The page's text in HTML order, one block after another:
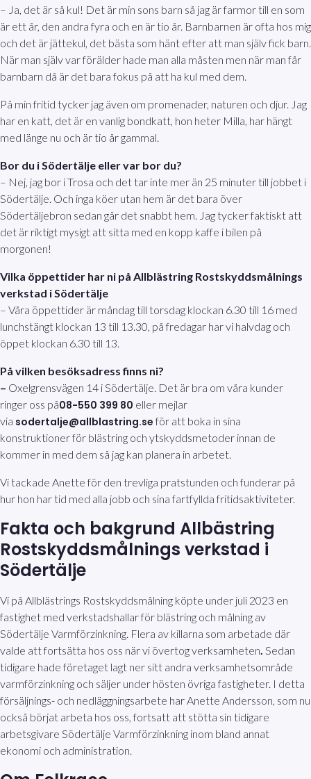
– Ja, det är så kul! Det är min sons barn så jag är farmor till en som
är ett år, den andra fyra och en är tio år. Barnbarnen är ofta hos mig
och det är jättekul, det bästa som hänt efter att man själv fick barn.
När man själv var förälder hade man alla måsten men när man får
barnbarn då är det bara fokus på att ha kul med dem.
På min fritid tycker jag även om promenader, naturen och djur. Jag
har en katt, det är en vanlig bondkatt, hon heter Milla, har hängt
med länge nu och är tio år gammal.
Bor du i Södertälje eller var bor du?
– Nej, jag bor i Trosa och det tar inte mer än 25 minuter till jobbet i
Södertälje. Och inga köer utan hem är det bara över
Södertäljebron sedan går det snabbt hem. Jag tycker faktiskt att
det är riktigt mysigt att sitta med en kopp kaffe i bilen på
morgonen!
Vilka öppettider har ni på Allblästring Rostskyddsmålnings
verkstad i Södertälje
– Våra öppettider är måndag till torsdag klockan 6.30 till 16 med
lunchstängt klockan 13 till 13.30, på fredagar har vi halvdag och
öppet klockan 6.30 till 13.
På vilken besöksadress finns ni?
– Oxelgrensvägen 14 i Södertälje. Det är bra om våra kunder
ringer oss på08-550 399 80 eller mejlar
via sodertalje@allblastring.seför att boka in sina
konstruktioner för blästring och ytskyddsmetoder innan de
kommer in med dem så jag kan planera in arbetet.
Vi tackade Anette för den trevliga pratstunden och funderar på
hur hon har tid med alla jobb och sina fartfyllda fritidsaktiviteter.
Fakta och bakgrund Allbästring
Rostskyddsmålnings verkstad i
Södertälje
Vi på Allblästrings Rostskyddsmålning köpte under juli 2023 en
fastighet med verkstadshallar för blästring och målning av
Södertälje Varmförzinkning. Flera av killarna som arbetade där
valde att fortsätta hos oss när vi övertog verksamheten Sedan
tidigare hade företaget lagt ner sitt andra verksamhetsområde
varmförzinkning och säljer under hösten övriga fastigheter. I detta
försäljnings- och nedläggningsarbete har Anette Andersson, som nu
också börjat arbeta hos oss, fortsatt att stötta sin tidigare
arbetsgivare Södertälje Varmförzinkning inom bland annat
ekonomi och administration.